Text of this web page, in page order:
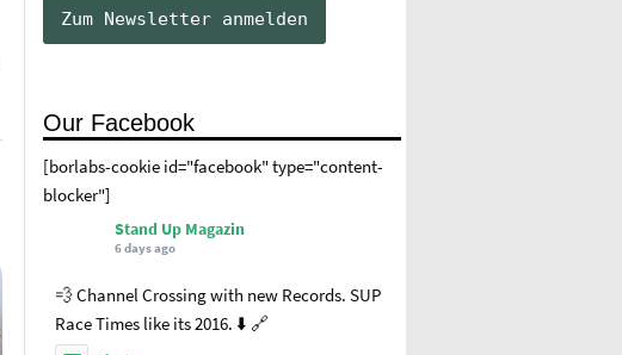
Our Facebook
[borlabs-cookie id="facebook" type="content-
blocker"]
Stand Up Magazin
6 days ago
💨 Channel Crossing with new Records. SUP
Race Times like its 2016. ⬇️ 🔗